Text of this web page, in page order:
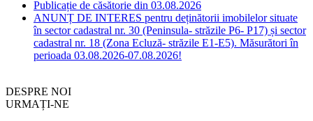
Publicație de căsătorie din 03.08.2026
ANUNȚ DE INTERES pentru deținătorii imobilelor situate
în sector cadastral nr. 30 (Peninsula- străzile P6- P17) și sector
cadastral nr. 18 (Zona Ecluză- străzile E1-E5). Măsurători în
perioada 03.08.2026-07.08.2026!
DESPRE NOI
URMAȚI-NE